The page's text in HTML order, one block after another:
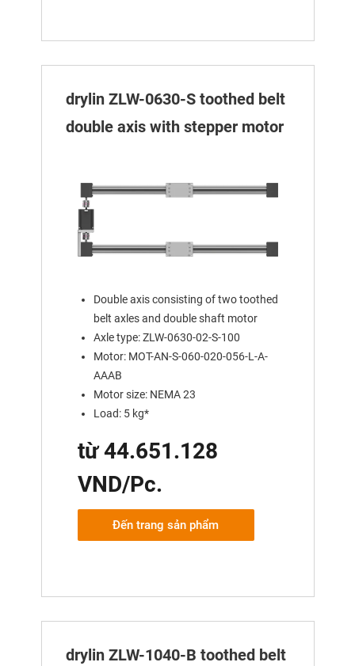
drylin ZLW-0630-S toothed belt
double axis with stepper motor
Double axis consisting of two toothed
belt axles and double shaft motor
Axle type: ZLW-0630-02-S-100
Motor: MOT-AN-S-060-020-056-L-A-
AAAB
Motor size: NEMA 23
Load: 5 kg*
từ 44.651.128
VND/Pc.
Đến trang sản phẩm
drylin ZLW-1040-B toothed belt